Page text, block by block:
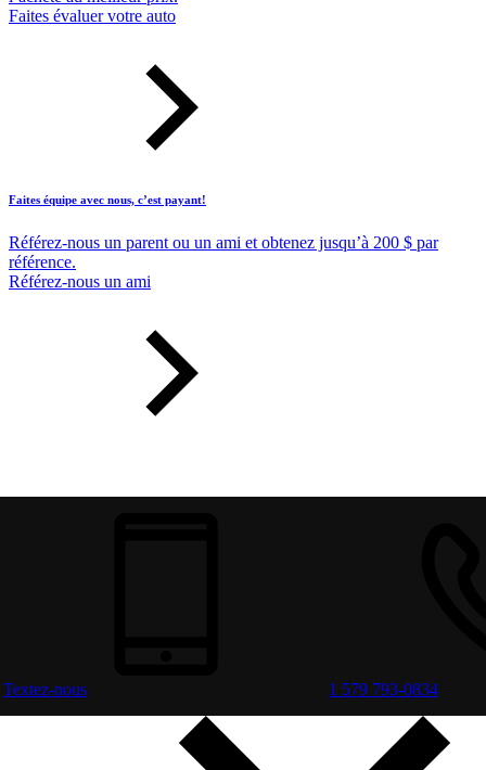
Faites évaluer votre auto
Faites équipe avec nous, c’est payant!
Référez-nous un parent ou un ami et obtenez jusqu’à 200 $ par
référence.
Référez-nous un ami
Textez-nous 1 579 793-0834